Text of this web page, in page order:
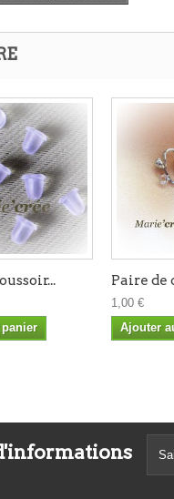
Paire de
1,00 €
Ajouter